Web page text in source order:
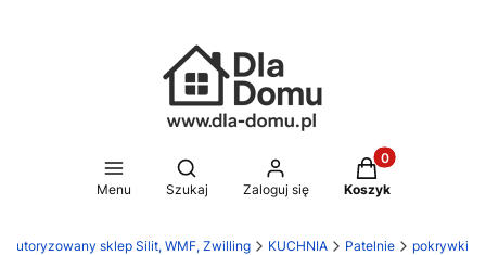
Menu
Otwórz wyszukiwarkę
Szukaj Zaloguj się
Produkty w
Koszyk
Autoryzowany sklep Silit, WMF, Zwilling KUCHNIA Patelnie pokrywki